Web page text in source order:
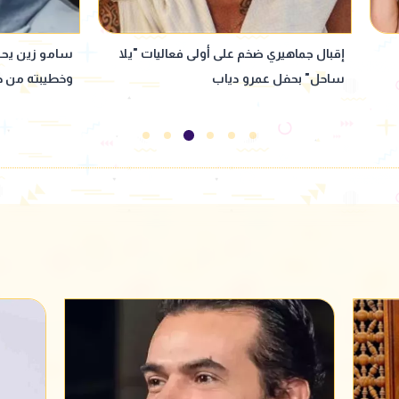
سامو زين يحسم الجدل: مرتبط فعلًا..
وخطيبته من خارج الوسط الفني
"بنت كـ ـلب
بألفاظ